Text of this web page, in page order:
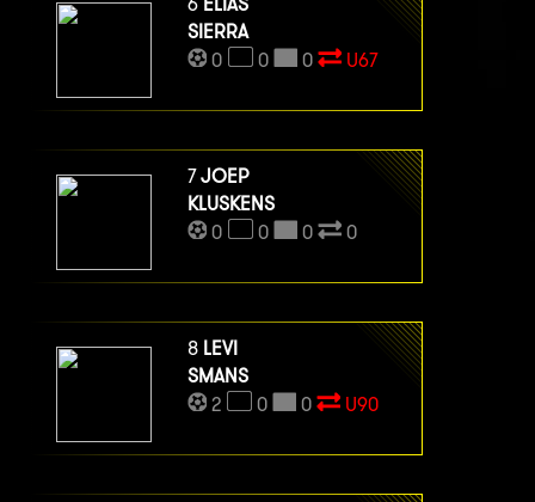
SIERRA
0
0 0 U67
7JOEP
KLUSKENS
0
0 0 0
8 LEVI
SMANS
2
0 0 U90